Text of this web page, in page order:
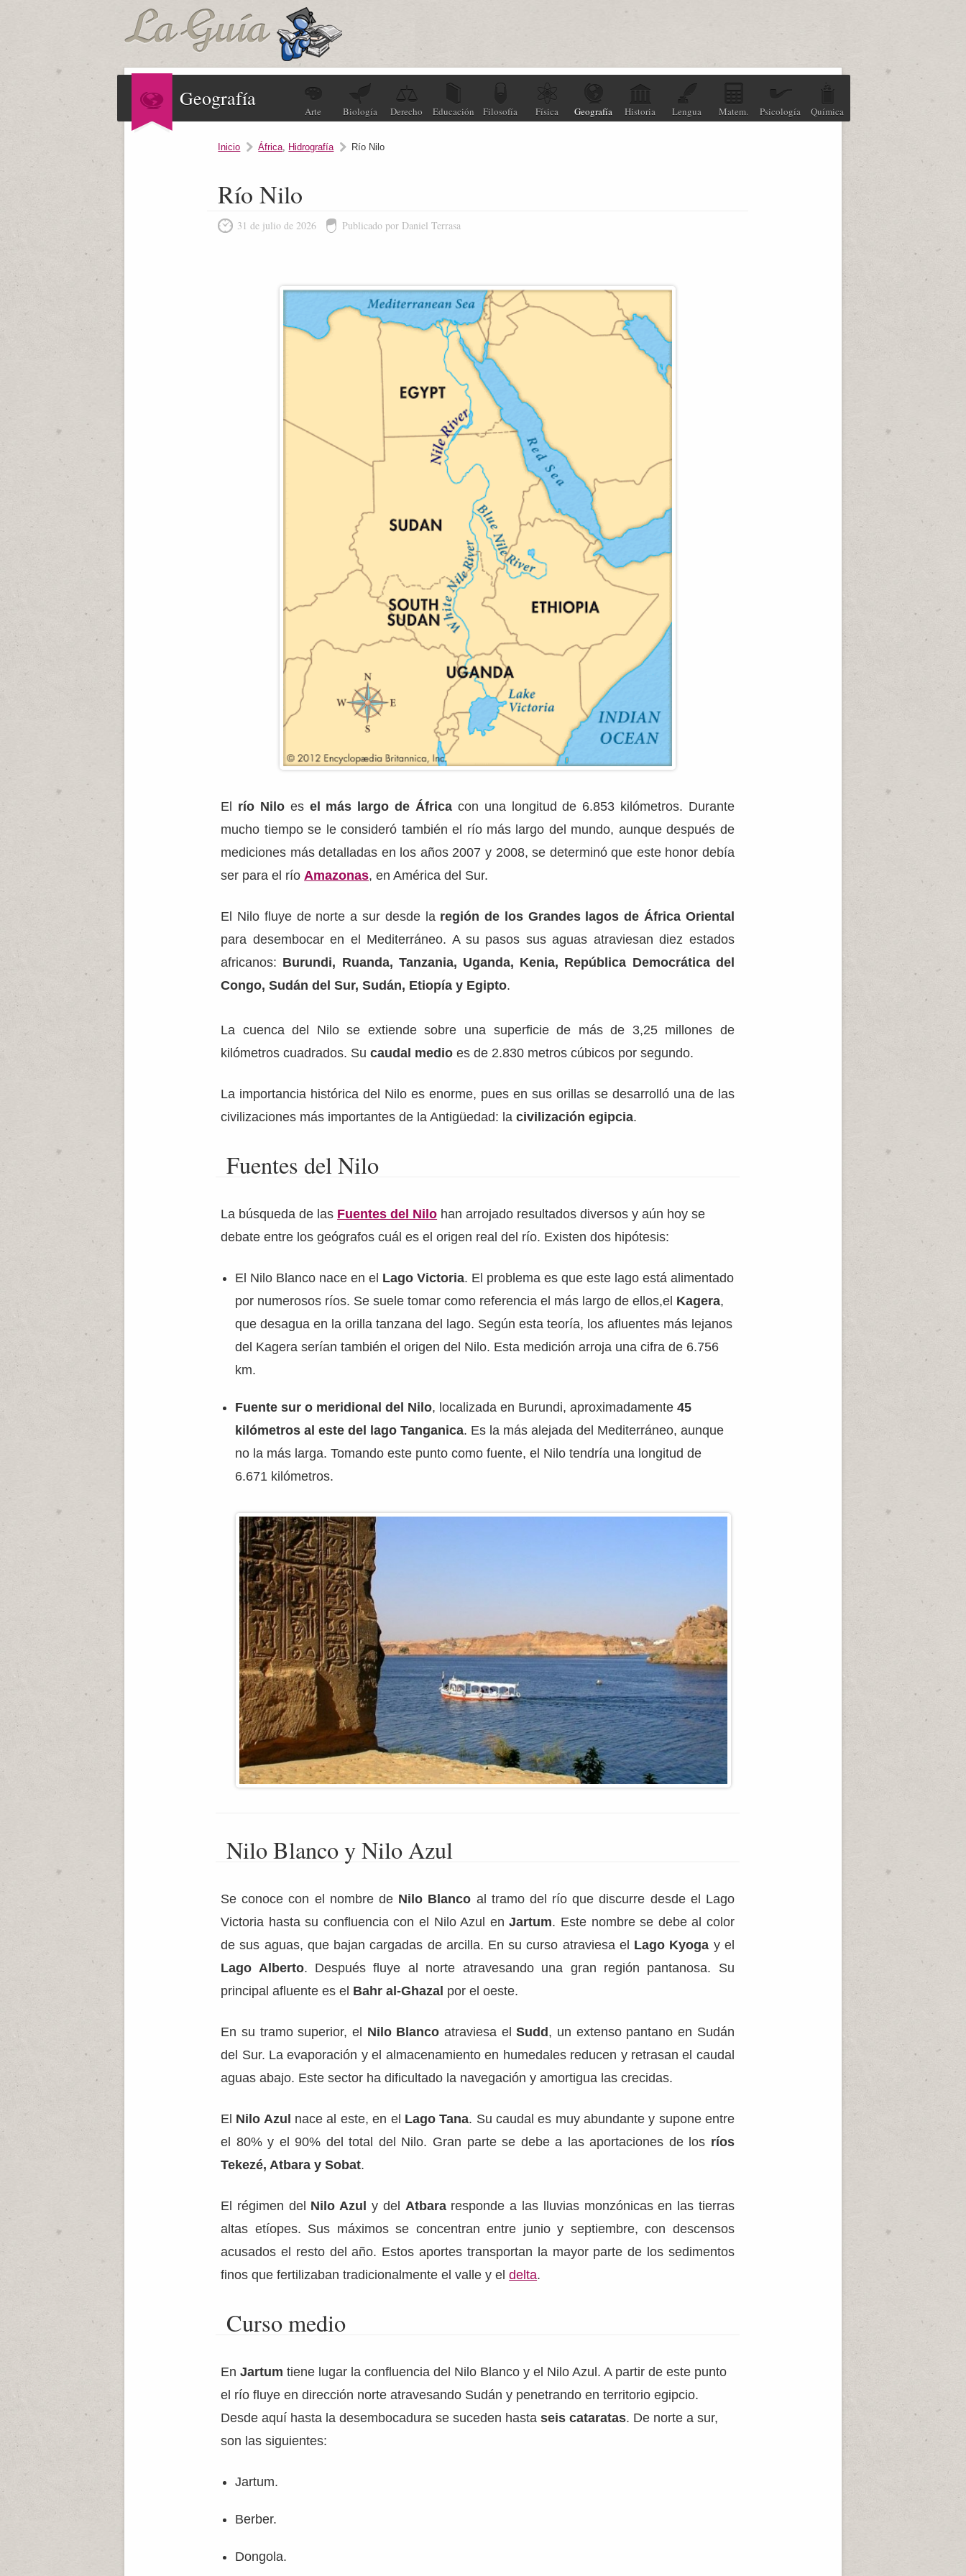
Geografía
Arte Biología Derecho Educación Filosofía Física Geografía Historia Lengua Matem. Psicología Química
Inicio África, Hidrografía Río Nilo
Río Nilo
31 de julio de 2026 Publicado por Daniel Terrasa
El río Niloes el más largo de Áfricacon una longitud de 6.853 kilómetros. Durante
mucho tiempo se le consideró también el río más largo del mundo, aunque después de
mediciones más detalladas en los años 2007 y 2008, se determinó que este honor debía
ser para el ríoAmazonas, en América del Sur.
El Nilo fluye de norte a sur desde la región de los Grandes lagos de África Oriental
para desembocar en el Mediterráneo. A su pasos sus aguas atraviesan diez estados
africanos: Burundi, Ruanda, Tanzania, Uganda, Kenia, República Democrática del
Congo, Sudán del Sur, Sudán, Etiopía y Egipto.
La cuenca del Nilo se extiende sobre una superficie de más de 3,25 millones de
kilómetros cuadrados. Sucaudal medio es de 2.830 metros cúbicos por segundo.
La importancia histórica del Nilo es enorme, pues en sus orillas se desarrolló una de las
civilizaciones más importantes de la Antigüedad: lacivilización egipcia.
Fuentes del Nilo
La búsqueda de las Fuentes del Nilo han arrojado resultados diversos y aún hoy se
debate entre los geógrafos cuál es el origen real del río. Existen dos hipótesis:
El Nilo Blanco nace en el Lago Victoria. El problema es que este lago está alimentado
por numerosos ríos. Se suele tomar como referencia el más largo de ellos,el Kagera,
que desagua en la orilla tanzana del lago. Según esta teoría, los afluentes más lejanos
del Kagera serían también el origen del Nilo. Esta medición arroja una cifra de 6.756
km.
Fuente sur o meridional del Nilo, localizada en Burundi, aproximadamente45
kilómetros al este del lago Tanganica. Es la más alejada del Mediterráneo, aunque
no la más larga. Tomando este punto como fuente, el Nilo tendría una longitud de
6.671 kilómetros.
Nilo Blanco y Nilo Azul
Se conoce con el nombre de Nilo Blanco al tramo del río que discurre desde el Lago
Victoria hasta su confluencia con el Nilo Azul enJartum. Este nombre se debe al color
de sus aguas, que bajan cargadas de arcilla. En su curso atraviesa el Lago Kyoga y el
Lago Alberto. Después fluye al norte atravesando una gran región pantanosa. Su
principal afluente es el Bahr al-Ghazal por el oeste.
En su tramo superior, el Nilo Blanco atraviesa elSudd , un extenso pantano en Sudán
del Sur. La evaporación y el almacenamiento en humedales reducen y retrasan el caudal
aguas abajo. Este sector ha dificultado la navegación y amortigua las crecidas.
El Nilo Azul nace al este, en el Lago Tana. Su caudal es muy abundante y supone entre
el 80% y el 90% del total del Nilo. Gran parte se debe a las aportaciones de los ríos
Tekezé, Atbara y Sobat.
El régimen del Nilo Azul y del Atbararesponde a las lluvias monzónicas en las tierras
altas etíopes. Sus máximos se concentran entre junio y septiembre, con descensos
acusados el resto del año. Estos aportes transportan la mayor parte de los sedimentos
finos que fertilizaban tradicionalmente el valle y eldelta.
Curso medio
En Jartum tiene lugar la confluencia del Nilo Blanco y el Nilo Azul. A partir de este punto
el río fluye en dirección norte atravesando Sudán y penetrando en territorio egipcio.
Desde aquí hasta la desembocadura se suceden hastaseis cataratas. De norte a sur,
son las siguientes:
Jartum.
Berber.
Dongola.